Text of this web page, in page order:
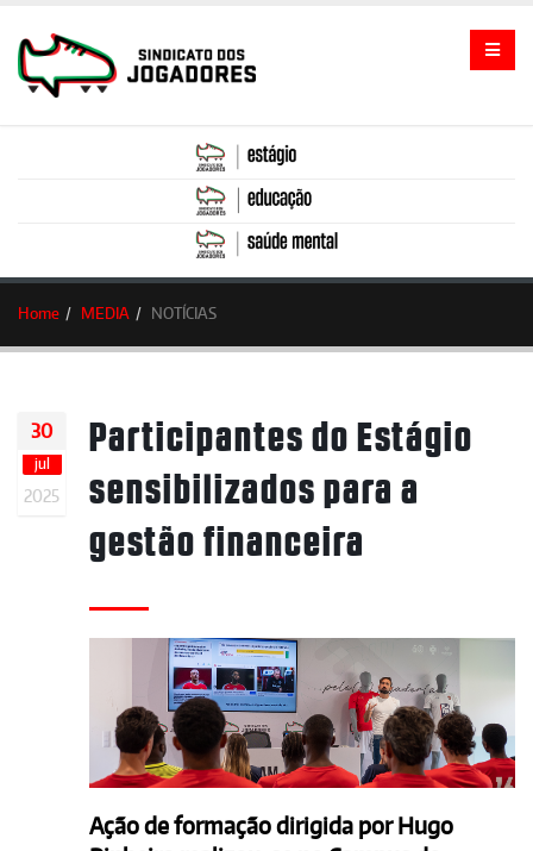
Home MEDIA NOTÍCIAS
30
jul
2025
Participantes do Estágio
sensibilizados para a
gestão financeira
Ação de formação dirigida por Hugo